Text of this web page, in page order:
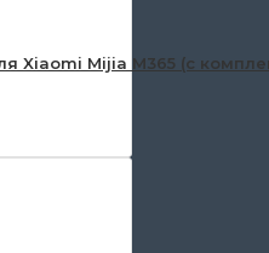
Xiaomi Mijia M365 (с